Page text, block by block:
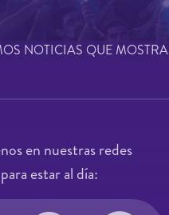
NOTICIAS QUE
en nuestras redes
para estar al día: